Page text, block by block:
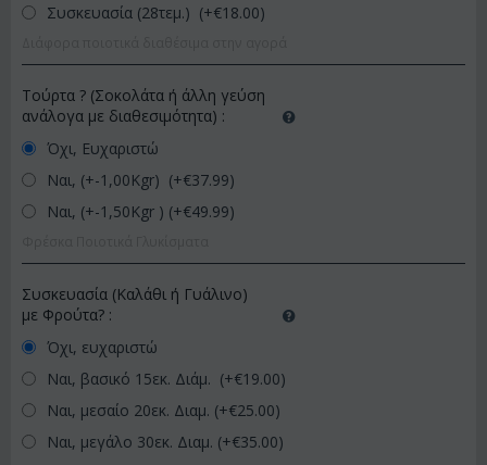
Συσκευασία (28τεμ.) (+€18.00)
Τούρτα ? (Σοκολάτα ή άλλη γεύση
ανάλογα με διαθεσιμότητα) :
Όχι, Ευχαριστώ
Ναι, (+-1,00Kgr) (+€37.99)
Ναι, (+-1,50Kgr ) (+€49.99)
Συσκευασία (Καλάθι ή Γυάλινο)
με Φρούτα? :
Όχι, ευχαριστώ
Ναι, βασικό 15εκ. Διάμ. (+€19.00)
Ναι, μεσαίο 20εκ. Διαμ. (+€25.00)
Ναι, μεγάλο 30εκ. Διαμ. (+€35.00)